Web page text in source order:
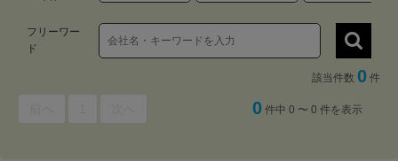
フリーワー
ド
該当件数 0 件
0 件中 0 〜 0 件を表示